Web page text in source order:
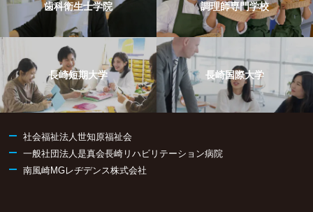
歯科衛生士学院
調理師専門学校
長崎短期大学 長崎国際大学
社会福祉法人世知原福祉会
一般社団法人是真会長崎リハビリテーション病院
南風崎MGレヂデンス株式会社